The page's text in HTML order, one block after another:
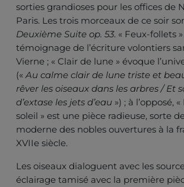
sorties grandioses pour les offices de
Paris. Les trois morceaux de ce soir
Deuxième Suite op. 53. « Feux-follets
témoignage de l’écriture volontiers
Vierne ; « Clair de lune » évoque
(«Au calme clair de lune triste et
rêver les oiseaux dans les arbres / Et
d’extase les jets d’eau ») ; à l’opposé,
soleil » est une pièce radieuse, sorte
moderne des nobles ouvertures à la
XVIIe siècle.
Les oiseaux dialoguent avec les
éclairage tamisé avec la première